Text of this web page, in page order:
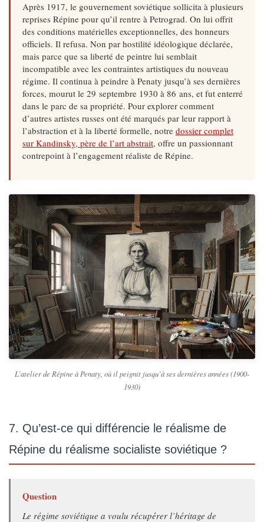
Après 1917, le gouvernement soviétique sollicita à plusieurs
reprises Répine pour qu’il rentre à Petrograd. On lui offrit
des conditions matérielles exceptionnelles, des honneurs
officiels. Il refusa. Non par hostilité idéologique déclarée,
mais parce que sa liberté de peintre lui semblait
incompatible avec les contraintes artistiques du nouveau
régime. Il continua à peindre à Penaty jusqu’à ses dernières
forces, mourut le 29 septembre 1930 à 86 ans, et fut enterré
dans le parc de sa propriété. Pour explorer comment
d’autres artistes russes ont été marqués par leur rapport à
l’abstraction et à la liberté formelle, notre dossier complet
sur Kandinsky, père de l’art abstrait, offre un passionnant
contrepoint à l’engagement réaliste de Répine.
L’atelier de Répine à Penaty, où il peignit jusqu’à ses dernières années (1900-
1930)
7. Qu’est-ce qui différencie le réalisme de
Répine du réalisme socialiste soviétique ?
Question
Le régime soviétique a voulu récupérer l’héritage de